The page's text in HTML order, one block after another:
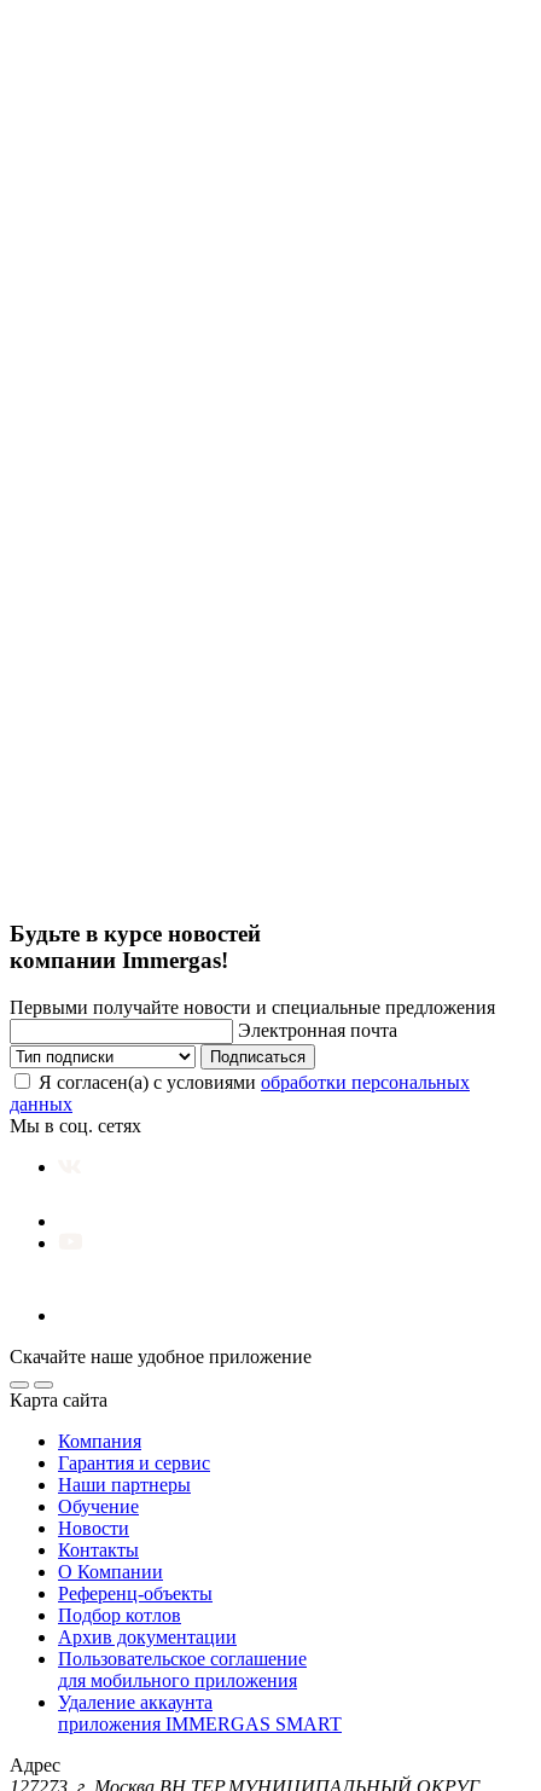
Будьте в курсе новостей
компании Immergas!
Первыми получайте новости и специальные предложения
Электронная почта
Подписаться
Я согласен(а) с условиями обработки персональных
данных
Мы в соц. сетях
Скачайте наше удобное приложение
Карта сайта
Компания
Гарантия и сервис
Наши партнеры
Обучение
Новости
Контакты
О Компании
Референц-объекты
Подбор котлов
Архив документации
Пользовательское соглашение
для мобильного приложения
Удаление аккаунта
приложения IMMERGAS SMART
Адрес
127273, г. Москва ВН.ТЕР.МУНИЦИПАЛЬНЫЙ ОКРУГ